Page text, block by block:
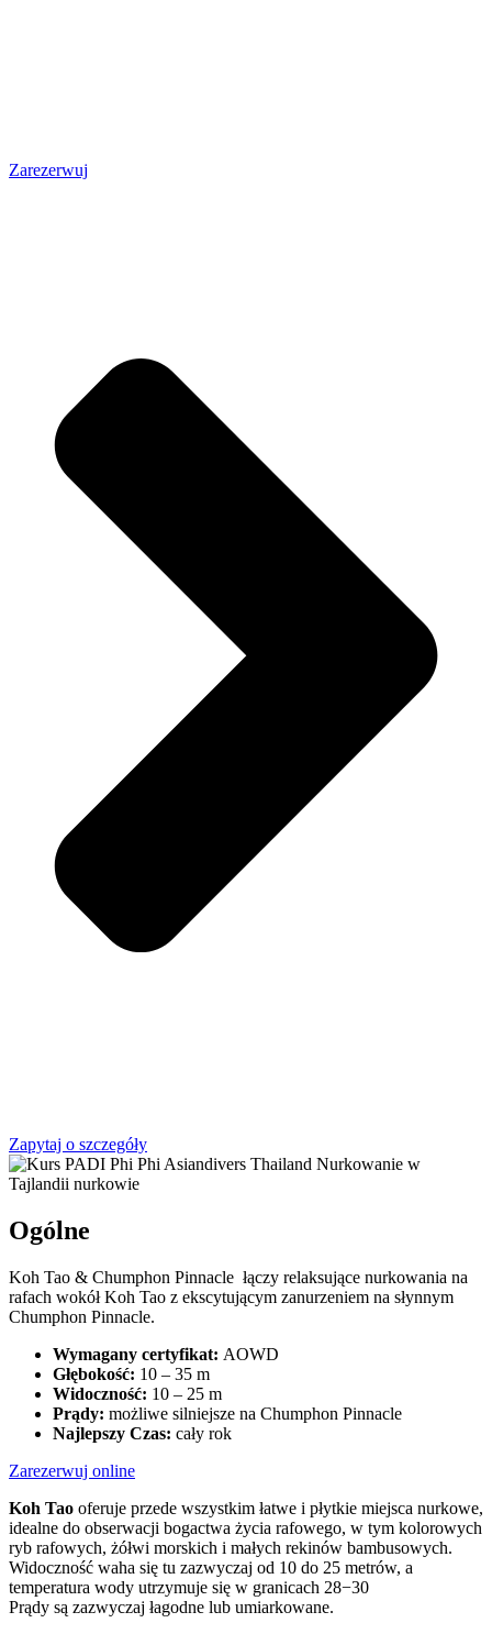
Zarezerwuj
Zapytaj o szczegóły
Ogólne
Koh Tao & Chumphon Pinnacle łączy relaksujące nurkowania na
rafach wokół Koh Tao z ekscytującym zanurzeniem na słynnym
Chumphon Pinnacle.
Wymagany certyfikat: AOWD
Głębokość: 10 – 35 m
Widoczność: 10 – 25 m
Prądy: możliwe silniejsze na Chumphon Pinnacle
Najlepszy Czas: cały rok
Zarezerwuj online
Koh Tao oferuje przede wszystkim łatwe i płytkie miejsca nurkowe,
idealne do obserwacji bogactwa życia rafowego, w tym kolorowych
ryb rafowych, żółwi morskich i małych rekinów bambusowych.
Widoczność waha się tu zazwyczaj od 10 do 25 metrów, a
temperatura wody utrzymuje się w granicach 28−30
Prądy są zazwyczaj łagodne lub umiarkowane.